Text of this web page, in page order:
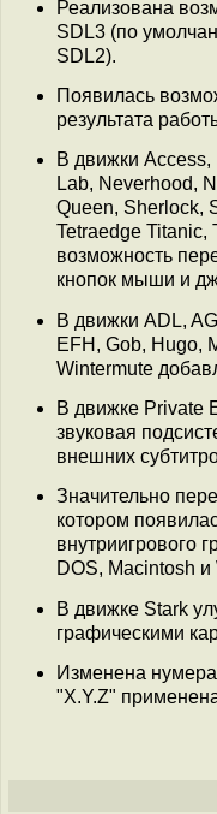
Реализована
SDL3 (по
SDL2).
Появилась
результата
В движки
Lab, Neverhood,
Queen, Sherlock,
Tetraedge Titanic,
возможность
кнопок мыши и
В движки ADL,
EFH, Gob, Hugo,
Wintermute
В движке Private
звуковая
внешних
Значительно
котором
внутриигрового
DOS, Macintosh и
В движке Stark
графическими
Изменена
"X.Y.Z"